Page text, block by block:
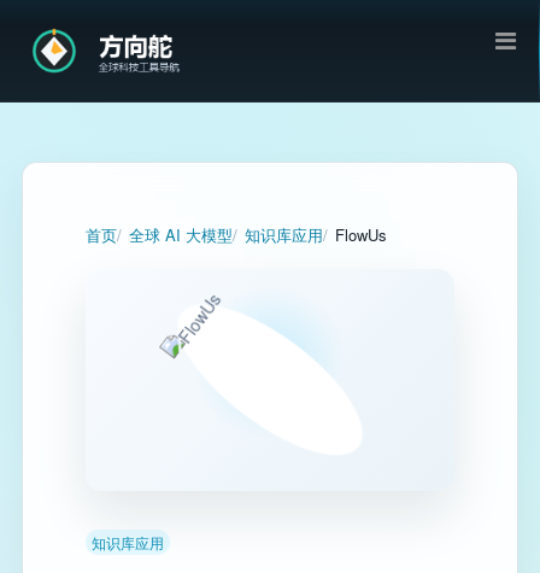
首页 全球 AI 大模型 知识库应用 FlowUs
知识库应用